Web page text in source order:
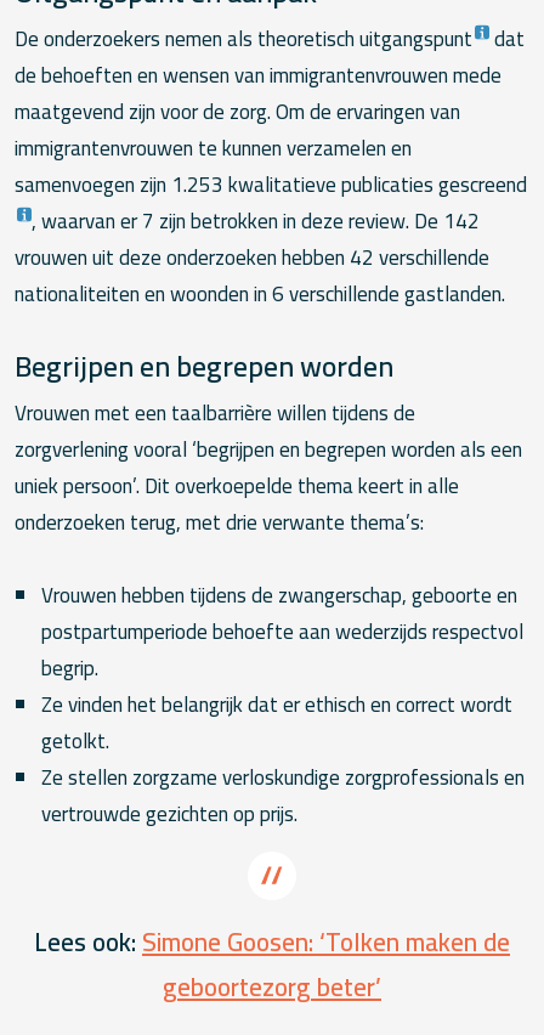
De onderzoekers nemen als theoretisch uitgangspunt dat
de behoeften en wensen van immigrantenvrouwen mede
maatgevend zijn voor de zorg. Om de ervaringen van
immigrantenvrouwen te kunnen verzamelen en
samenvoegen zijn 1.253 kwalitatieve publicaties gescreend
, waarvan er 7 zijn betrokken in deze review. De 142
vrouwen uit deze onderzoeken hebben 42 verschillende
nationaliteiten en woonden in 6 verschillende gastlanden.
Begrijpen en begrepen worden
Vrouwen met een taalbarrière willen tijdens de
zorgverlening vooral ‘begrijpen en begrepen worden als een
uniek persoon’. Dit overkoepelde thema keert in alle
onderzoeken terug, met drie verwante thema’s:
Vrouwen hebben tijdens de zwangerschap, geboorte en
postpartumperiode behoefte aan wederzijds respectvol
begrip.
Ze vinden het belangrijk dat er ethisch en correct wordt
getolkt.
Ze stellen zorgzame verloskundige zorgprofessionals en
vertrouwde gezichten op prijs.
Lees ook:Simone Goosen: ‘Tolken maken de
geboortezorg beter’